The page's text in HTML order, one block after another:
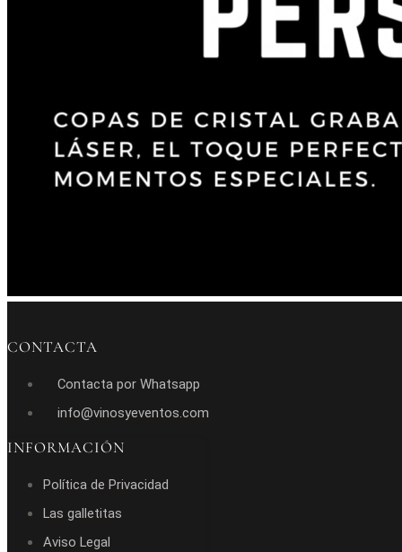
CONTACTA
Contacta por Whatsapp
info@vinosyeventos.com
INFORMACIÓN
Política de Privacidad
Las galletitas
Aviso Legal